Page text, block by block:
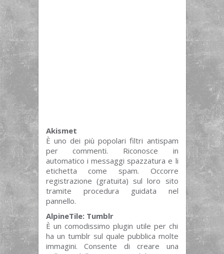
Akismet
È uno dei più popolari filtri antispam
per commenti. Riconosce in
automatico i messaggi spazzatura e li
etichetta come spam. Occorre
registrazione (gratuita) sul loro sito
tramite procedura guidata nel
pannello.
AlpineTile: Tumblr
È un comodissimo plugin utile per chi
ha un tumblr sul quale pubblica molte
immagini. Consente di creare una